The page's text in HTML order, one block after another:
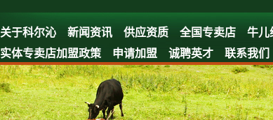
关于科尔沁 新闻资讯 供应资质 全国专卖店 牛儿
实体专卖店加盟政策
申请加盟 诚聘英才 联系我们